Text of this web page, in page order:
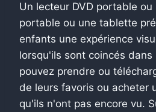
Un lecteur DVD portable
portable ou une tablette
enfants une expérience
lorsqu'ils sont coincés dans
pouvez prendre ou
de leurs favoris ou acheter
qu'ils n'ont pas encore vu.